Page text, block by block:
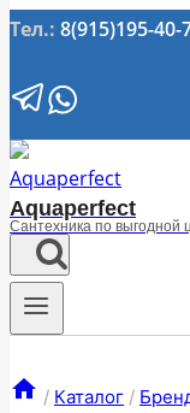
Тел.: 8(915)195-40-
Aquaperfect
Сантехника по выгодной
/ Каталог /